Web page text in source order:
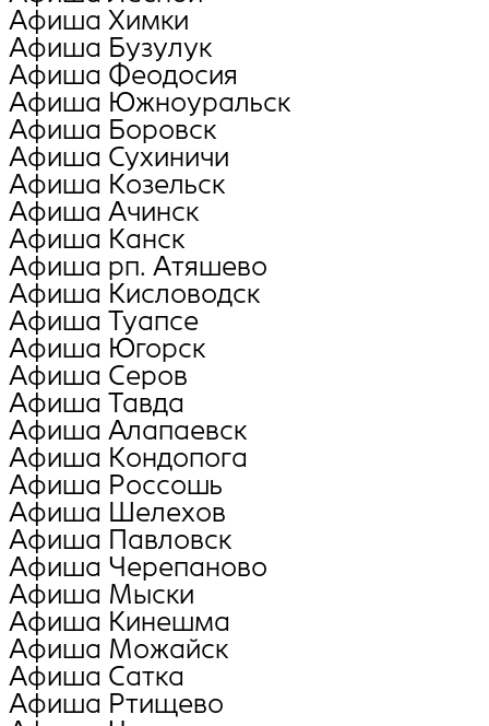
Афиша Химки
Афиша Бузулук
Афиша Феодосия
Афиша Южноуральск
Афиша Боровск
Афиша Сухиничи
Афиша Козельск
Афиша Ачинск
Афиша Канск
Афиша рп. Атяшево
Афиша Кисловодск
Афиша Туапсе
Афиша Югорск
Афиша Серов
Афиша Тавда
Афиша Алапаевск
Афиша Кондопога
Афиша Россошь
Афиша Шелехов
Афиша Павловск
Афиша Черепаново
Афиша Мыски
Афиша Кинешма
Афиша Можайск
Афиша Сатка
Афиша Ртищево